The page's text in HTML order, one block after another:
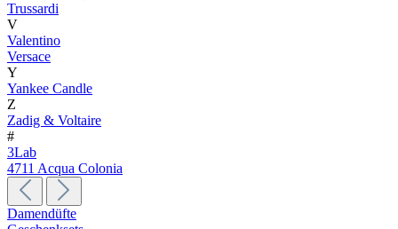
Trussardi
V
Valentino
Versace
Y
Yankee Candle
Z
Zadig & Voltaire
#
3Lab
4711 Acqua Colonia
Damendüfte